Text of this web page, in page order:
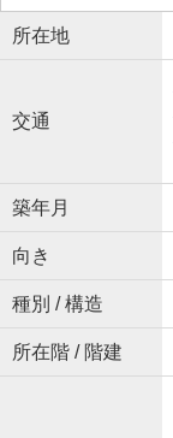
所在地
交通
築年月
向き
種別 / 構造
所在階 / 階建